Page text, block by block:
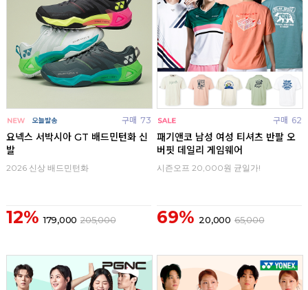
구매 73
요넥스 서박시아 GT 배드민턴화 신
발
2026 신상 배드민턴화
12% 179,000 205,000
구매 62
패기앤코 남성 여성 티셔츠 반팔 오
버핏 데일리 게임웨어
시즌오프 20,000원 균일가!
69% 20,000 65,000